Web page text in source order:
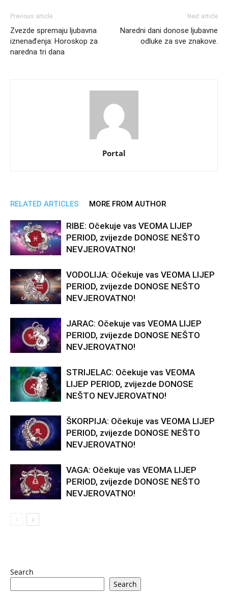
Previous article
Zvezde spremaju ljubavna
iznenađenja: Horoskop za
naredna tri dana
Next article
Naredni dani donose ljubavne
odluke za sve znakove.
Portal
RELATED ARTICLES MORE FROM AUTHOR
RIBE: Očekuje vas VEOMA LIJEP
PERIOD, zvijezde DONOSE NEŠTO
NEVJEROVATNO!
VODOLIJA: Očekuje vas VEOMA LIJEP
PERIOD, zvijezde DONOSE NEŠTO
NEVJEROVATNO!
JARAC: Očekuje vas VEOMA LIJEP
PERIOD, zvijezde DONOSE NEŠTO
NEVJEROVATNO!
STRIJELAC: Očekuje vas VEOMA
LIJEP PERIOD, zvijezde DONOSE
NEŠTO NEVJEROVATNO!
ŠKORPIJA: Očekuje vas VEOMA LIJEP
PERIOD, zvijezde DONOSE NEŠTO
NEVJEROVATNO!
VAGA: Očekuje vas VEOMA LIJEP
PERIOD, zvijezde DONOSE NEŠTO
NEVJEROVATNO!
Search
Search